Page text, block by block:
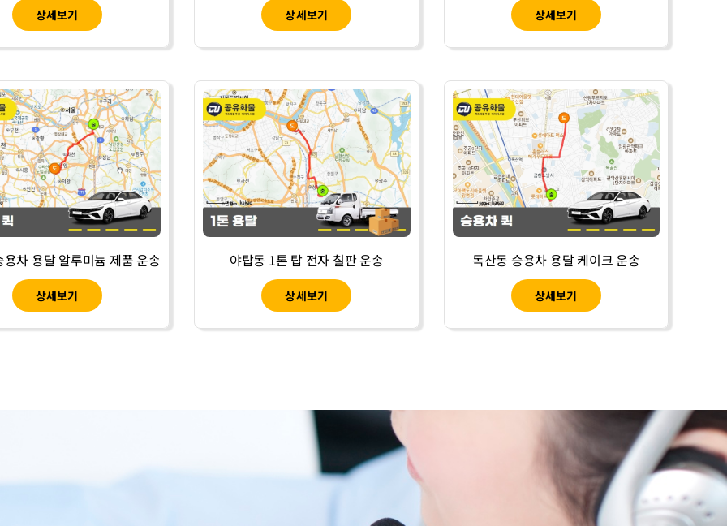
상세보기 상세보기 상세보기
용차 용달 알루미늄 제품 운송
상세보기
야탑동 1톤 탑 전자 칠판 운송
상세보기
독산동 승용차 용달 케이크 운송
상세보기